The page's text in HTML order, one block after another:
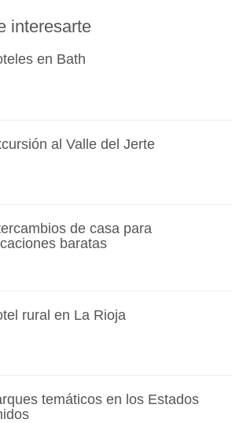
interesarte
en Bath
al Valle del Jerte
de casa para
baratas
rural en La Rioja
temáticos en los Estados